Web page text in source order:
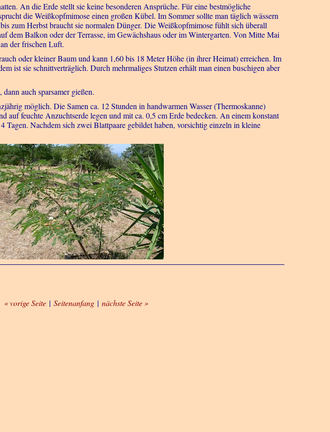
An die Erde stellt sie keine besonderen Ansprüche. Für eine bestmögliche
die Weißkopfmimose einen großen Kübel. Im Sommer sollte man täglich wässern
zum Herbst braucht sie normalen Dünger. Die Weißkopfmimose fühlt sich überall
dem Balkon oder der Terrasse, im Gewächshaus oder im Wintergarten. Von Mitte Mai
der frischen Luft.
oder kleiner Baum und kann 1,60 bis 18 Meter Höhe (in ihrer Heimat) erreichen. Im
ist sie schnittverträglich. Durch mehrmaliges Stutzen erhält man einen buschigen aber
auch sparsamer gießen.
möglich. Die Samen ca. 12 Stunden in handwarmen Wasser (Thermoskanne)
auf feuchte Anzuchtserde legen und mit ca. 0,5 cm Erde bedecken. An einem konstant
Tagen. Nachdem sich zwei Blattpaare gebildet haben, vorsichtig einzeln in kleine
« vorige Seite | Seitenanfang | nächste Seite »